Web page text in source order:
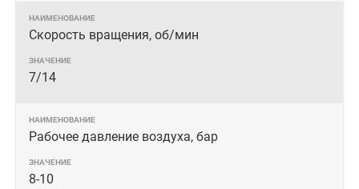
Скорость вращения, об/мин
7/14
Рабочее давление воздуха, бар
8-10